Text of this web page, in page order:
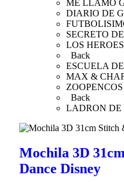
ME LLAMO
DIARIO DE
SECRETO
LOS
Back
ESCUELA
MAX &
ZOOPENCOS
Back
LADRON DE
Mochila 3D
Dance Disney